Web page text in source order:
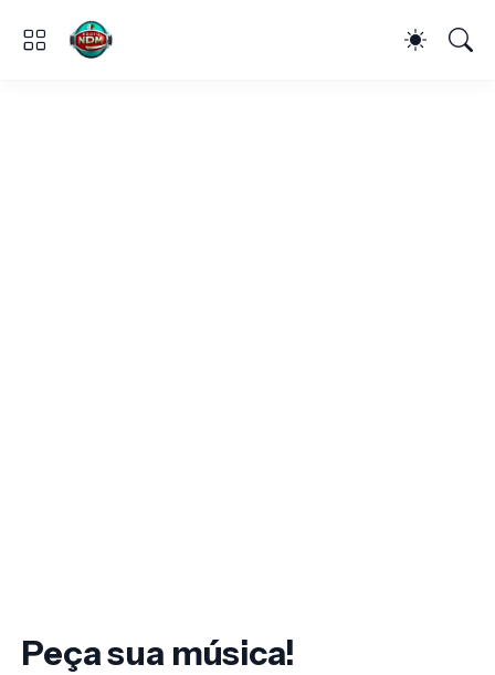
Peça sua música!